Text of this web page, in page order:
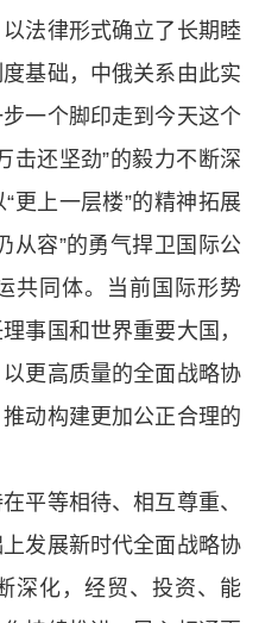
法律形式确立了长期睦
基础，中俄关系由此实
一个脚印走到今天这个
击还坚劲”的毅力不断深
更上一层楼”的精神拓展
从容”的勇气捍卫国际公
共同体。当前国际形势
事国和世界重要大国，
更高质量的全面战略协
动构建更加公正合理的
平等相待、相互尊重、
发展新时代全面战略协
深化，经贸、投资、能